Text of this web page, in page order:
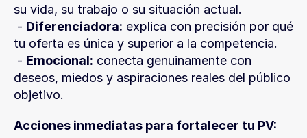
su vida, su trabajo o su situación actual.
- Diferenciadora: explica con precisión por qué
tu oferta es única y superior a la competencia.
- Emocional: conecta genuinamente con
deseos, miedos y aspiraciones reales del público
objetivo.
Acciones inmediatas para fortalecer tu PV: